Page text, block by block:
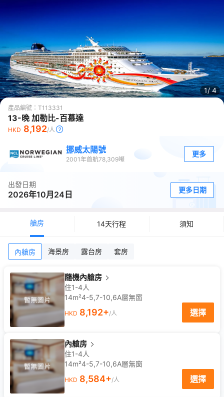
1/4
產品編號： T113331
13-晚 加勒比-百慕達
HKD 8,192/人
挪威太陽號
2001年首航78,309噸
更多
出發日期
2026年10月24日 更多日期
艙房 14天行程 須知
內艙房 海景房 露台房 套房
隨機內艙房
住1-4人
14m²4-5,7-10,6A層無窗
HKD 8,192+/人 選擇
內艙房
住1-4人
14m²4-5,7-10,6A層無窗
HKD 8,584+/人 選擇